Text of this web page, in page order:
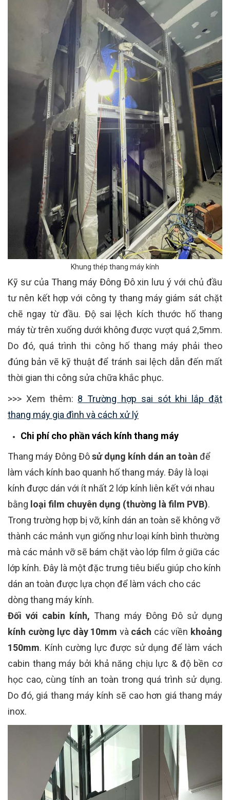
Khung thép thang máy kính
Kỹ sư của Thang máy Đông Đô xin lưu ý với chủ đầu
tư nên kết hợp với công ty thang máy giám sát chặt
chẽ ngay từ đầu. Độ sai lệch kích thước hố thang
máy từ trên xuống dưới không được vượt quá 2,5mm.
Do đó, quá trình thi công hố thang máy phải theo
đúng bản vẽ kỹ thuật để tránh sai lệch dẫn đến mất
thời gian thi công sửa chữa khắc phục.
>>> Xem thêm: 8 Trường hợp sai sót khi lắp đặt
thang máy gia đình và cách xử lý
Chi phí cho phần vách kính thang máy
Thang máy Đông Đôsử dụng kính dán an toàn để
làm vách kính bao quanh hố thang máy. Đây là loại
kính được dán với ít nhất 2 lớp kính liên kết với nhau
bằng loại film chuyên dụng (thường là film PVB).
Trong trường hợp bị vỡ, kính dán an toàn sẽ không vỡ
thành các mảnh vụn giống như loại kính bình thường
mà các mảnh vỡ sẽ bám chặt vào lớp film ở giữa các
lớp kính. Đây là một đặc trưng tiêu biểu giúp cho kính
dán an toàn được lựa chọn để làm vách cho các
dòng thang máy kính.
Đối với cabin kính, Thang máy Đông Đô sử dụng
kính cường lực dày 10mm và cách các viền khoảng
150mm. Kính cường lực được sử dụng để làm vách
cabin thang máy bởi khả năng chịu lực & độ bền cơ
học cao, cùng tính an toàn trong quá trình sử dụng.
Do đó, giá thang máy kính sẽ cao hơn giá thang máy
inox.